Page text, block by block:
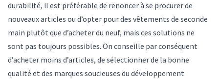
durabilité, il est préférable de renoncer à se procurer de
nouveaux articles ou d’opter pour des vêtements de seconde
main plutôt que d’acheter du neuf, mais ces solutions ne
sont pas toujours possibles. On conseille par conséquent
d’acheter moins d’articles, de sélectionner de la bonne
qualité et des marques soucieuses du développement